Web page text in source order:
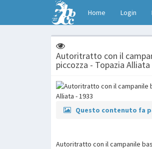
Home Login
Autoritratto con il
piccozza - Topazia Alliata
Questo contenuto fa
Autoritratto con il campanile